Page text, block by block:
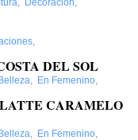
, Decoración,
,
DEL SOL
Belleza, En Femenino,
CARAMELO
Belleza, En Femenino,